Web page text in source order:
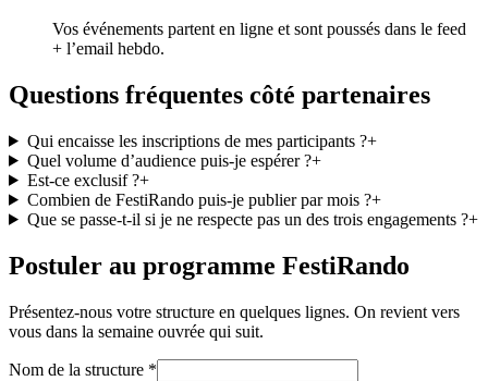
Vos événements partent en ligne et sont poussés dans le feed
+ l’email hebdo.
Questions fréquentes côté partenaires
Qui encaisse les inscriptions de mes participants ?+
Quel volume d’audience puis-je espérer ?+
Est-ce exclusif ?+
Combien de FestiRando puis-je publier par mois ?+
Que se passe-t-il si je ne respecte pas un des trois engagements ?+
Postuler au programme FestiRando
Présentez-nous votre structure en quelques lignes. On revient vers
vous dans la semaine ouvrée qui suit.
Nom de la structure *